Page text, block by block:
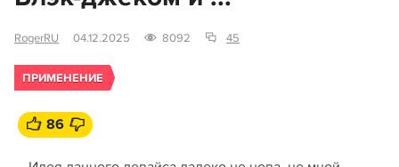
RogerRU 04.12.2025 8092 45
ПРИМЕНЕНИЕ
86